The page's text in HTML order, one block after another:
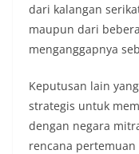
dari kalangan
maupun dari
menganggapnya
Keputusan lain
strategis untuk
dengan negara
rencana